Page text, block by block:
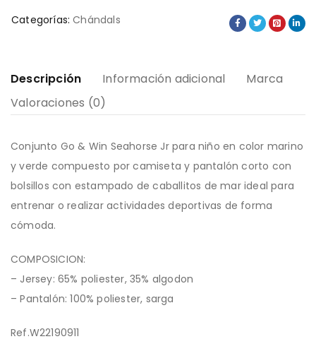
Categorías: Chándals
Descripción Información adicional
Marca
Valoraciones (0)
Conjunto Go & Win Seahorse Jr para niño en color marino
y verde compuesto por camiseta y pantalón corto con
bolsillos con estampado de caballitos de mar ideal para
entrenar o realizar actividades deportivas de forma
cómoda.
COMPOSICION:
– Jersey: 65% poliester, 35% algodon
– Pantalón: 100% poliester, sarga
Ref.W22190911